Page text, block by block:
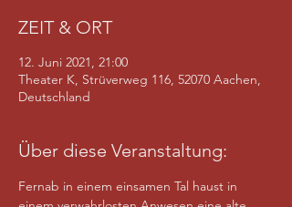
ZEIT & ORT
12. Juni 2021, 21:00
Theater K, Strüverweg 116, 52070 Aachen,
Deutschland
Über diese Veranstaltung:
Fernab in einem einsamen Tal haust in